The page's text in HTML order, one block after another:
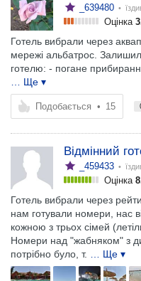
_639480 •
Оцінка
Готель вибрали через
мережі альбатрос.
готелю: - погане
… Ще ▾
Подобається • 15
Відмінний
_459433 •
Оцінка
Готель вибрали через
нам готували номери, нас
кожною з трьох сімей
Номери над "жабняком" з
потрібно було, т.
… Ще ▾